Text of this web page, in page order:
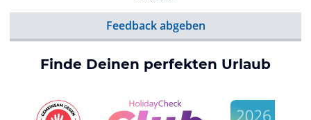
Feedback abgeben
Finde Deinen perfekten Urlaub